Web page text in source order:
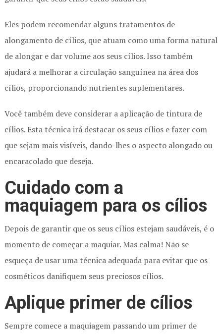
Eles podem recomendar alguns tratamentos de
alongamento de cílios, que atuam como uma forma natural
de alongar e dar volume aos seus cílios. Isso também
ajudará a melhorar a circulação sanguínea na área dos
cílios, proporcionando nutrientes suplementares.
Você também deve considerar a aplicação de tintura de
cílios. Esta técnica irá destacar os seus cílios e fazer com
que sejam mais visíveis, dando-lhes o aspecto alongado ou
encaracolado que deseja.
Cuidado com a
maquiagem para os cílios
Depois de garantir que os seus cílios estejam saudáveis, é o
momento de começar a maquiar. Mas calma! Não se
esqueça de usar uma técnica adequada para evitar que os
cosméticos danifiquem seus preciosos cílios.
Aplique primer de cílios
Sempre comece a maquiagem passando um primer de